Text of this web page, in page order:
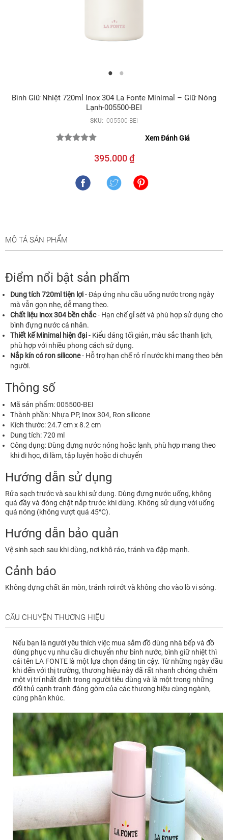
Bình Giữ Nhiệt 720ml Inox 304 La Fonte Minimal – Giữ Nóng
Lạnh-005500-BEI
SKU: 005500-BEI
Xem Đánh Giá
395.000 ₫
MÔ TẢ SẢN PHẨM
Điểm nổi bật sản phẩm
Dung tích 720ml tiện lợi- Đáp ứng nhu cầu uống nước trong ngày
mà vẫn gọn nhẹ, dễ mang theo.
Chất liệu inox 304 bền chắc- Hạn chế gỉ sét và phù hợp sử dụng cho
bình đựng nước cá nhân.
Thiết kế Minimal hiện đại- Kiểu dáng tối giản, màu sắc thanh lịch,
phù hợp với nhiều phong cách sử dụng.
Nắp kín có ron silicone- Hỗ trợ hạn chế rỏ rỉ nước khi mang theo bên
người.
Thông số
Mã sản phẩm: 005500-BEI
Thành phần: Nhựa PP, Inox 304, Ron silicone
Kích thước: 24.7 cm x 8.2 cm
Dung tích: 720 ml
Công dụng: Dùng đựng nước nóng hoặc lạnh, phù hợp mang theo
khi đi học, đi làm, tập luyện hoặc di chuyển
Hướng dẫn sử dụng
Rửa sạch trước và sau khi sử dụng. Dùng đựng nước uống, không
quá đầy và đóng chặt nắp trước khi dùng. Không sử dụng với uống
quá nóng (không vượt quá 45°C).
Hướng dẫn bảo quản
Vệ sinh sạch sau khi dùng, nơi khô ráo, tránh va đập mạnh.
Cảnh báo
Không đựng chất ăn mòn, tránh rơi rớt và không cho vào lò vi sóng.
CÂU CHUYỆN THƯƠNG HIỆU
Nếu bạn là người yêu thích việc mua sắm đồ dùng nhà bếp và đồ
dùng phục vụ nhu cầu di chuyển như bình nước, bình giữ nhiệt thì
cái tên LA FONTE là một lựa chọn đáng tin cậy. Từ những ngày đầu
khi đến với thị trường, thương hiệu này đã rất nhanh chóng chiếm
một vị trí nhất định trong người tiêu dùng và là một trong những
đối thủ cạnh tranh đáng gờm của các thương hiệu cùng ngành,
cùng phân khúc.